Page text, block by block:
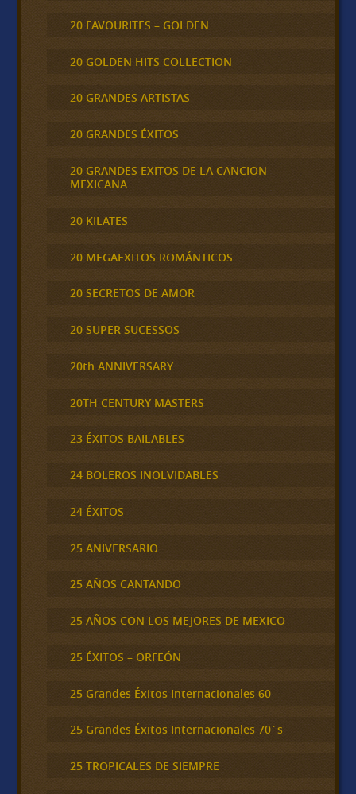
20 FAVOURITES – GOLDEN
20 GOLDEN HITS COLLECTION
20 GRANDES ARTISTAS
20 GRANDES ÉXITOS
20 GRANDES EXITOS DE LA CANCION
MEXICANA
20 KILATES
20 MEGAEXITOS ROMÁNTICOS
20 SECRETOS DE AMOR
20 SUPER SUCESSOS
20th ANNIVERSARY
20TH CENTURY MASTERS
23 ÉXITOS BAILABLES
24 BOLEROS INOLVIDABLES
24 ÉXITOS
25 ANIVERSARIO
25 AÑOS CANTANDO
25 AÑOS CON LOS MEJORES DE MEXICO
25 ÉXITOS – ORFEÓN
25 Grandes Éxitos Internacionales 60
25 Grandes Éxitos Internacionales 70´s
25 TROPICALES DE SIEMPRE